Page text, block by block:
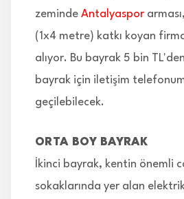
zeminde Antalyaspor
(1x4 metre) katkı koyan
alıyor. Bu bayrak 5 bin
bayrak için iletişim
geçilebilecek.
ORTA BOY BAYRAK
İkinci bayrak, kentin önemli
sokaklarında yer alan